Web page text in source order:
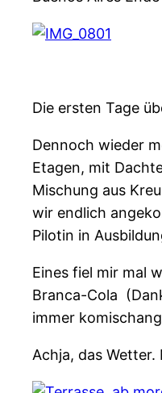
Die ersten Tage
Dennoch wieder
Etagen, mit
Mischung aus
wir endlich
Pilotin in
Eines fiel mir mal
Branca-Cola
immer
Achja, das